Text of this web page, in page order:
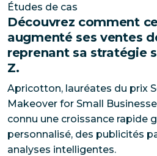
Études de cas
Découvrez comment
augmenté ses ventes
reprenant sa stratégie
Z.
Apricotton, lauréates du prix
Makeover for Small
connu une croissance rapide
personnalisé, des publicités
analyses intelligentes.